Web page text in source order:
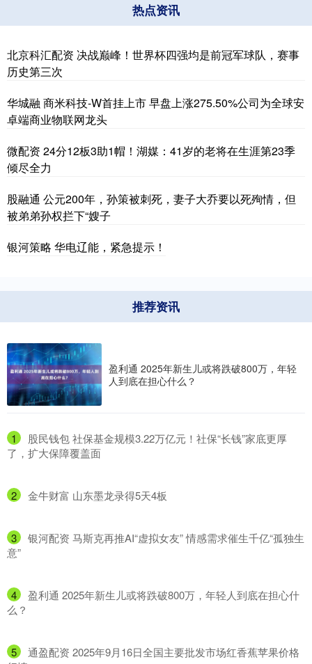
热点资讯
北京科汇配资 决战巅峰！世界杯四强均是前冠军球队，赛事
历史第三次
华城融 商米科技-W首挂上市 早盘上涨275.50%公司为全球安
卓端商业物联网龙头
微配资 24分12板3助1帽！湖媒：41岁的老将在生涯第23季
倾尽全力
股融通 公元200年，孙策被刺死，妻子大乔要以死殉情，但
被弟弟孙权拦下“嫂子
银河策略 华电辽能，紧急提示！
推荐资讯
盈利通 2025年新生儿或将跌破800万，年轻
人到底在担心什么？
1
​股民钱包 社保基金规模3.22万亿元！社保“长钱”家底更厚
了，扩大保障覆盖面
2 ​金牛财富 山东墨龙录得5天4板
3
​银河配资 马斯克再推AI“虚拟女友” 情感需求催生千亿“孤独生
意”
4
​盈利通 2025年新生儿或将跌破800万，年轻人到底在担心什
么？
5
​通盈配资 2025年9月16日全国主要批发市场红香蕉苹果价格